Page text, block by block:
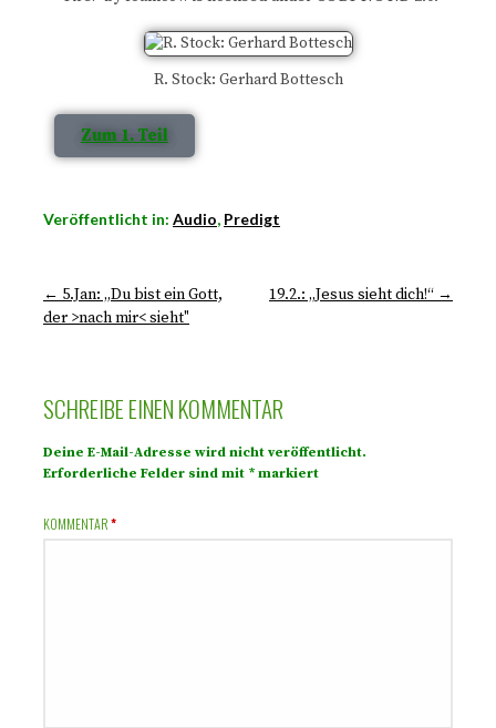
R. Stock: Gerhard Bottesch
Zum 1. Teil
Veröffentlicht in: Audio, Predigt
← 5.Jan: „Du bist ein Gott,
der >nach mir< sieht"
19.2.: „Jesus sieht dich!“ →
SCHREIBE EINEN KOMMENTAR
Deine E-Mail-Adresse wird nicht veröffentlicht.
Erforderliche Felder sind mit * markiert
KOMMENTAR*